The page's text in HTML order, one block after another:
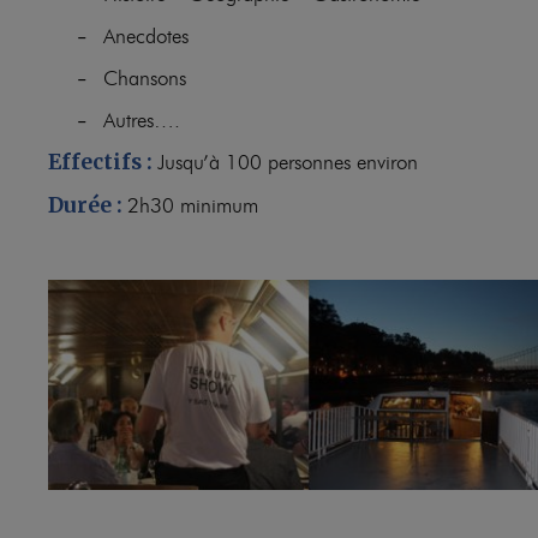
– Anecdotes
– Chansons
– Autres….
Effectifs : Jusqu’à 100 personnes environ
Durée : 2h30 minimum